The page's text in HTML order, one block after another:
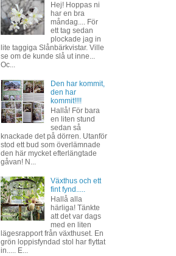
Hej! Hoppas ni
har en bra
måndag.... För
ett tag sedan
plockade jag in
lite taggiga Slånbärkvistar. Ville
se om de kunde slå ut inne...
Oc...
Den har kommit,
den har
kommit!!!!
Hallå! För bara
en liten stund
sedan så
knackade det på dörren. Utanför
stod ett bud som överlämnade
den här mycket efterlängtade
gåvan! N...
Växthus och ett
fint fynd.....
Hallå alla
härliga! Tänkte
att det var dags
med en liten
lägesrapport från växthuset. En
grön loppisfyndad stol har flyttat
in..... E...